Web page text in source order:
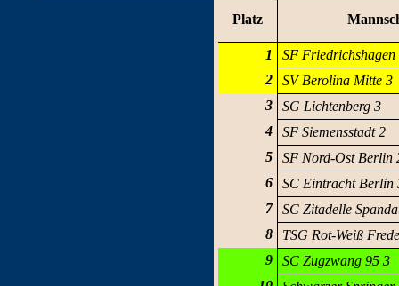
Platz
1
SF Friedrichshagen
2
SV Berolina Mitte 3
3
SG Lichtenberg 3
4
SF Siemensstadt 2
5
SF Nord-Ost Berlin
6
SC Eintracht Berlin
7
SC Zitadelle
8
TSG Rot-Weiß
9
SC Zugzwang 95 3